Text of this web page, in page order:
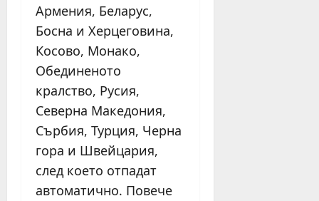
Армения, Беларус,
Босна и Херцеговина,
Косово, Монако,
Обединеното
кралство, Русия,
Северна Македония,
Сърбия, Турция, Черна
гора и Швейцария,
след което отпадат
автоматично. Повече